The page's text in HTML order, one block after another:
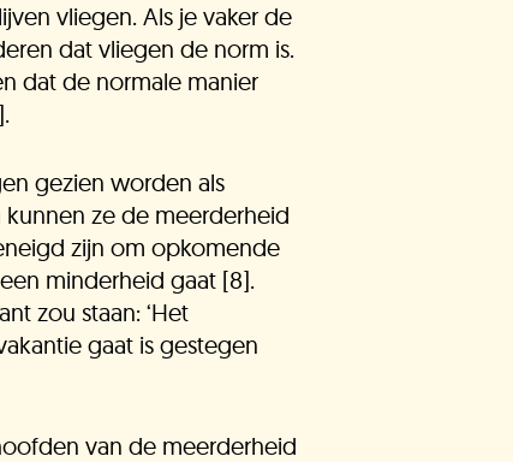
vliegen. Als je vaker de
dat vliegen de norm is.
dat de normale manier
gezien worden als
ze de meerderheid
zijn om opkomende
minderheid gaat [8].
zou staan: ‘Het
gaat is gestegen
van de meerderheid
organisatie